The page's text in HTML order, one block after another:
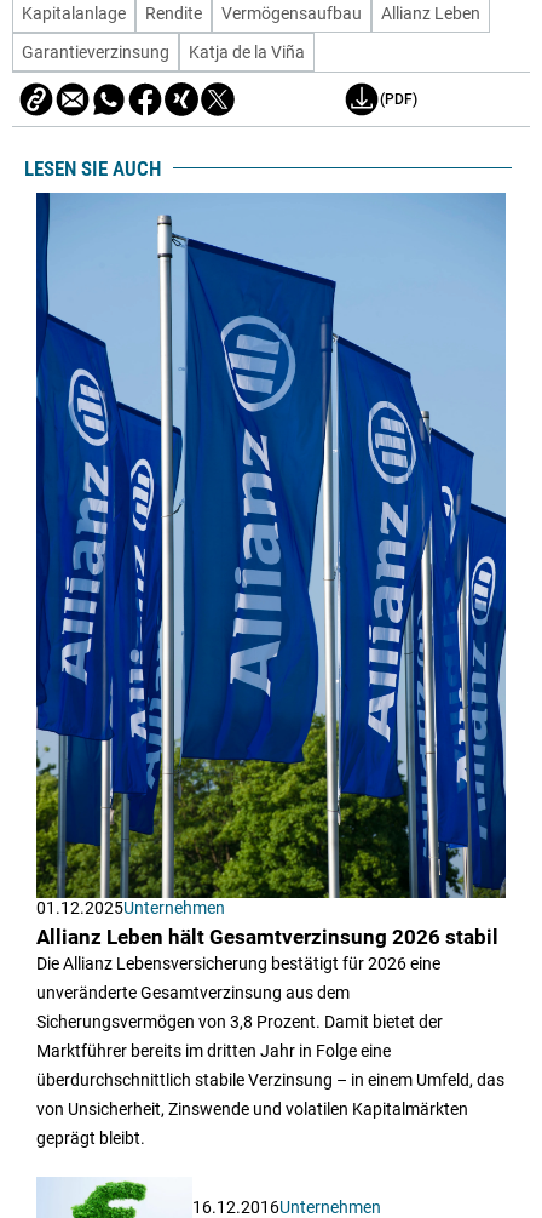
Kapitalanlage
Rendite Vermögensaufbau
Allianz Leben
Garantieverzinsung
Katja de la Viña
(PDF)
LESEN SIE AUCH
01.12.2025Unternehmen
Allianz Leben hält Gesamtverzinsung 2026 stabil
Die Allianz Lebensversicherung bestätigt für 2026 eine
unveränderte Gesamtverzinsung aus dem
Sicherungsvermögen von 3,8 Prozent. Damit bietet der
Marktführer bereits im dritten Jahr in Folge eine
überdurchschnittlich stabile Verzinsung – in einem Umfeld, das
von Unsicherheit, Zinswende und volatilen Kapitalmärkten
geprägt bleibt.
16.12.2016Unternehmen